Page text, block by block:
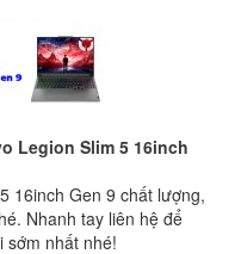
Legion Slim 5 16inch
16inch Gen 9 chất lượng,
Nhanh tay liên hệ để
sớm nhất nhé!